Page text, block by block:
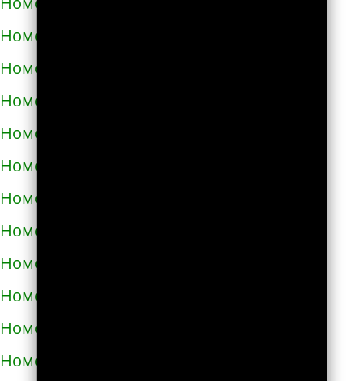
Номера телефонов такси в Бершади
Номера телефонов такси в Бобровице
Номера телефонов такси в Богодухове
Номера телефонов такси в Богуславе
Номера телефонов такси в Болграде
Номера телефонов такси в Болехове
Номера телефонов такси в Борзне
Номера телефонов такси в Бориславе
Номера телефонов такси в Борисполе
Номера телефонов такси в Бородянке
Номера телефонов такси в Борщёве